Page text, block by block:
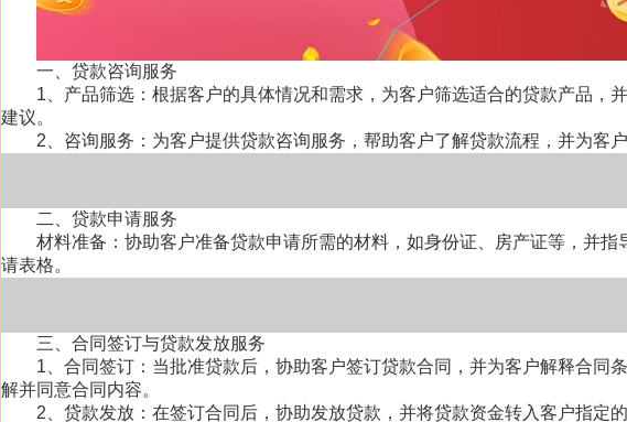
利率：2.2%-3%，较普通企业低 0.2 个百分点。额度：单户最高
准入：高新技术企业、外贸企业（有报关单），经营满 1 年，流水
从政策汇总来看，5月份以后北京地区企业经营贷政策已经收紧，
生了变化，如果您计划转贷降息或者需要企业融资，建议根据最新政
免因为政策变化而耽误企业融资！
低价诱饵：
虚假承诺："我们有银行内部关系"
材料造假： 伪造流水、经营证明
推卸责任：银行政策变了、您资质不够
（四）抵押贷款只能用于买房装修
资金虽可用于多种用途，但受到相应限制。
一、贷款咨询服务
1、产品筛选：根据客户的具体情况和需求，为客户筛选适合的贷款产品，
建议。
2、咨询服务：为客户提供贷款咨询服务，帮助客户了解贷款流程，并为客户
二、贷款申请服务
材料准备：协助客户准备贷款申请所需的材料，如身份证、房产证等，并指
请表格。
三、合同签订与贷款发放服务
1、合同签订：当批准贷款后，协助客户签订贷款合同，并为客户解释合同
解并同意合同内容。
2、贷款发放：在签订合同后，协助发放贷款，并将贷款资金转入客户指定的